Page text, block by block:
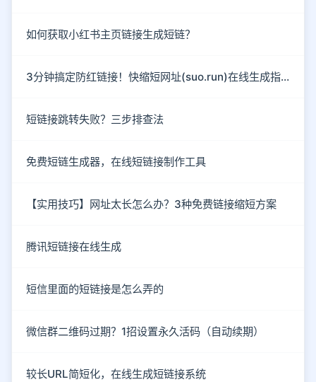
如何获取小红书主页链接生成短链？
3分钟搞定防红链接！快缩短网址(suo.run)在线生成指南
短链接跳转失败？三步排查法
免费短链生成器，在线短链接制作工具
【实用技巧】网址太长怎么办？3种免费链接缩短方案
腾讯短链接在线生成
短信里面的短链接是怎么弄的
微信群二维码过期？1招设置永久活码（自动续期）
较长URL简短化，在线生成短链接系统